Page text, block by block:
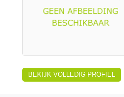
BEKIJK VOLLEDIG PROFIEL